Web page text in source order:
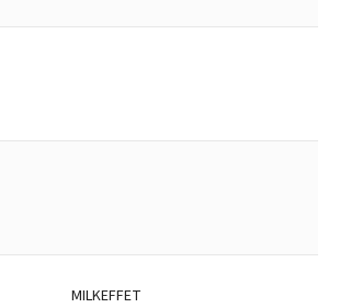
MILKEFFET